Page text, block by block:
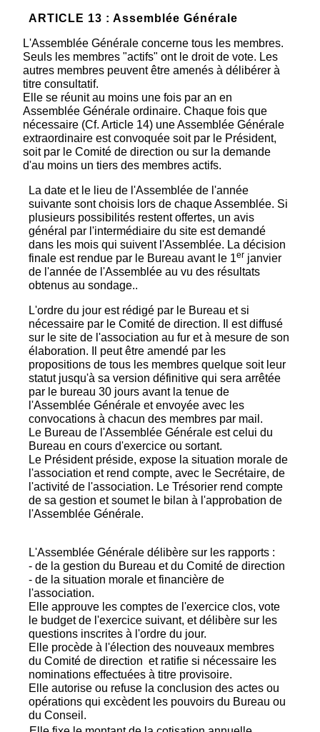
ARTICLE 13 : Assemblée Générale
L'Assemblée Générale concerne tous les membres.
Seuls les membres "actifs" ont le droit de vote. Les
autres membres peuvent être amenés à délibérer à
titre consultatif.
Elle se réunit au moins une fois par an en
Assemblée Générale ordinaire. Chaque fois que
nécessaire (Cf. Article 14) une Assemblée Générale
extraordinaire est convoquée soit par le Président,
soit par le Comité de direction ou sur la demande
d'au moins un tiers des membres actifs.
La date et le lieu de l'Assemblée de l'année
suivante sont choisis lors de chaque Assemblée. Si
plusieurs possibilités restent offertes, un avis
général par l'intermédiaire du site est demandé
dans les mois qui suivent l'Assemblée. La décision
finale est rendue par le Bureau avant le 1er janvier
de l'année de l'Assemblée au vu des résultats
obtenus au sondage..
L'ordre du jour est rédigé par le Bureau et si
nécessaire par le Comité de direction. Il est diffusé
sur le site de l'association au fur et à mesure de son
élaboration. Il peut être amendé par les
propositions de tous les membres quelque soit leur
statut jusqu'à sa version définitive qui sera arrêtée
par le bureau 30 jours avant la tenue de
l'Assemblée Générale et envoyée avec les
convocations à chacun des membres par mail.
Le Bureau de l'Assemblée Générale est celui du
Bureau en cours d'exercice ou sortant.
Le Président préside, expose la situation morale de
l'association et rend compte, avec le Secrétaire, de
l'activité de l'association. Le Trésorier rend compte
de sa gestion et soumet le bilan à l'approbation de
l'Assemblée Générale.
L'Assemblée Générale délibère sur les rapports :
- de la gestion du Bureau et du Comité de direction
- de la situation morale et financière de
l'association.
Elle approuve les comptes de l'exercice clos, vote
le budget de l'exercice suivant, et délibère sur les
questions inscrites à l'ordre du jour.
Elle procède à l'élection des nouveaux membres
du Comité de direction et ratifie si nécessaire les
nominations effectuées à titre provisoire.
Elle autorise ou refuse la conclusion des actes ou
opérations qui excèdent les pouvoirs du Bureau ou
du Conseil.